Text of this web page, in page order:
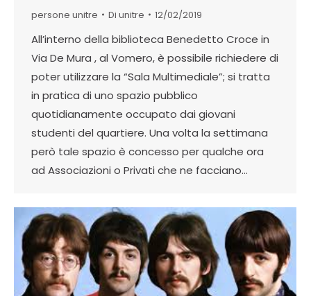
persone unitre Di unitre 12/02/2019
All’interno della biblioteca Benedetto Croce in
Via De Mura , al Vomero, è possibile richiedere di
poter utilizzare la “Sala Multimediale”; si tratta
in pratica di uno spazio pubblico
quotidianamente occupato dai giovani
studenti del quartiere. Una volta la settimana
però tale spazio è concesso per qualche ora
ad Associazioni o Privati che ne facciano…